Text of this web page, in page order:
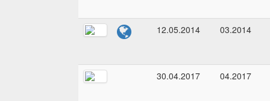
12.05.2014 03.2014
30.04.2017 04.2017